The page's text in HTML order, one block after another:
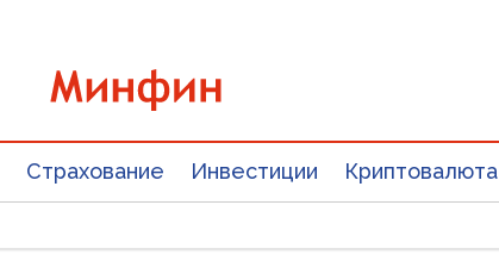
Страхование Инвестиции Криптовалюта